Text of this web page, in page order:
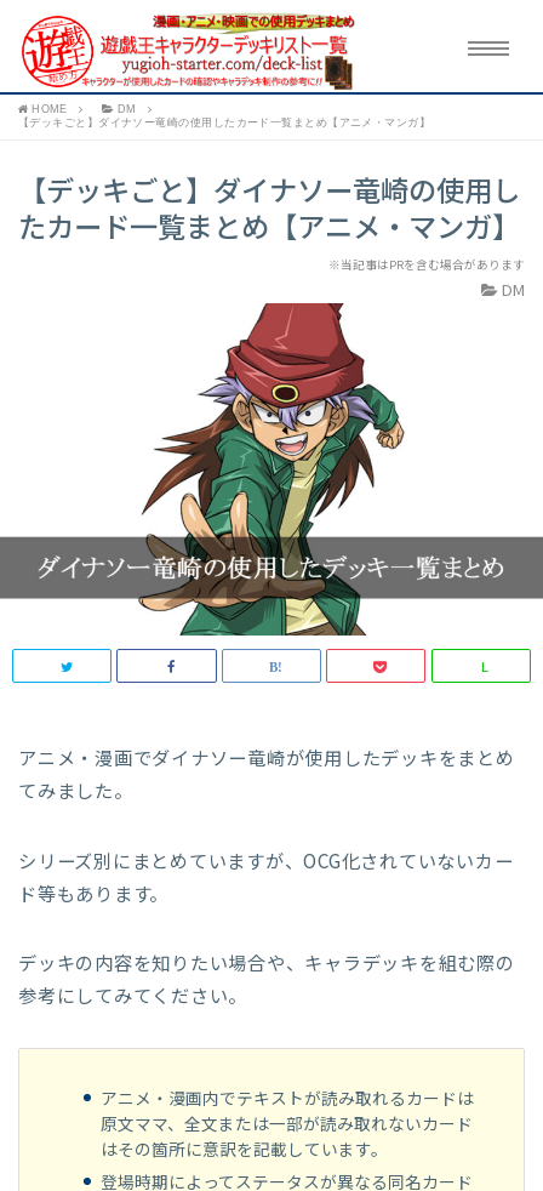
HOME
DM
【デッキごと】ダイナソー竜崎の使用したカード一覧まとめ【アニメ・マンガ】
【デッキごと】ダイナソー竜崎の使用し
たカード一覧まとめ【アニメ・マンガ】
※当記事はPRを含む場合があります
DM
L
アニメ・漫画でダイナソー竜崎が使用したデッキをまとめ
てみました。
シリーズ別にまとめていますが、OCG化されていないカー
ド等もあります。
デッキの内容を知りたい場合や、キャラデッキを組む際の
参考にしてみてください。
アニメ・漫画内でテキストが読み取れるカードは
原文ママ、全文または一部が読み取れないカード
はその箇所に意訳を記載しています。
登場時期によってステータスが異なる同名カード